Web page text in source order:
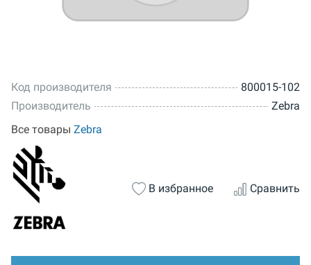
Код производителя
800015-102
Производитель
Zebra
Все товары Zebra
В избранное Сравнить